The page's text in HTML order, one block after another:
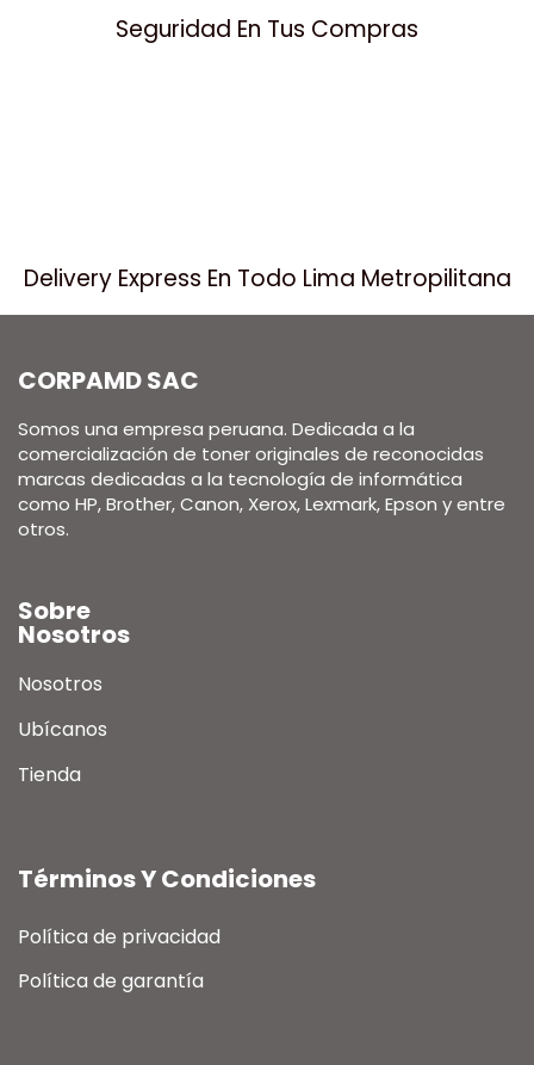
Seguridad En Tus Compras
Delivery Express En Todo Lima Metropilitana
CORPAMD SAC
Somos una empresa peruana. Dedicada a la
comercialización de toner originales de reconocidas
marcas dedicadas a la tecnología de informática
como HP, Brother, Canon, Xerox, Lexmark, Epson y entre
otros.
Sobre
Nosotros
Nosotros
Ubícanos
Tienda
Términos Y Condiciones
Política de privacidad
Política de garantía